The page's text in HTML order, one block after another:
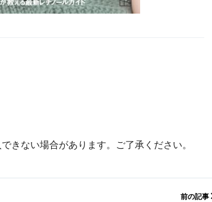
きない場合があります。ご了承ください。
前の記事